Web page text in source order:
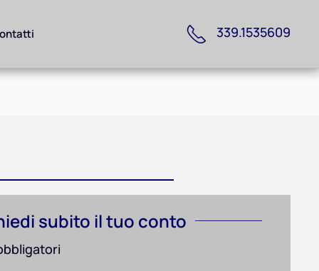
339.1535609
subito il tuo conto